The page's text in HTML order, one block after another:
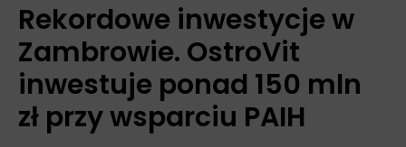
Rekordowe inwestycje w
Zambrowie. OstroVit
inwestuje ponad 150 mln
zł przy wsparciu PAIH